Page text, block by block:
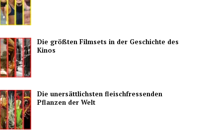
Die größten Filmsets in der Geschichte des
Kinos
Die unersättlichsten fleischfressenden
Pflanzen der Welt